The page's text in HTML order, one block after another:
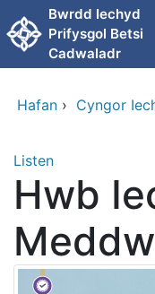
Neidio i'r prif gynnwy
Bwrdd Iechyd
Prifysgol Betsi
Cadwaladr
Hafan › Cyngor
Listen
Hwb